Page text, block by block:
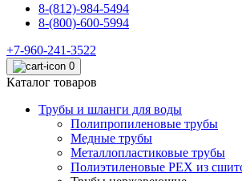
8-(812)-984-5494
8-(800)-600-5994
+7-960-241-3522
0
Каталог товаров
Трубы и шланги для воды
Полипропиленовые трубы
Медные трубы
Металлопластиковые трубы
Полиэтиленовые PEX из